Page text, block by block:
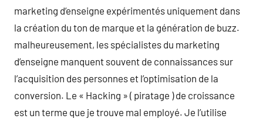
marketing d’enseigne expérimentés uniquement dans
la création du ton de marque et la génération de buzz.
malheureusement, les spécialistes du marketing
d’enseigne manquent souvent de connaissances sur
l’acquisition des personnes et l’optimisation de la
conversion. Le « Hacking » ( piratage ) de croissance
est un terme que je trouve mal employé. Je l’utilise